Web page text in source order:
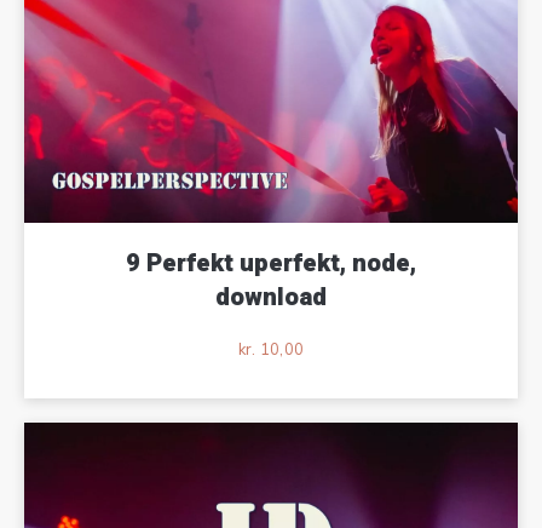
9 Perfekt uperfekt, node,
download
kr. 10,00